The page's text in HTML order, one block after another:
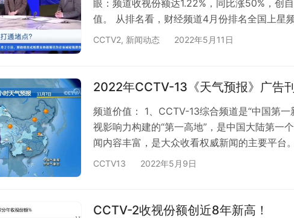
眼：频道收视份额达1.22%，同比涨50%，创
值。 从排名看，财经频道4月份排名全国上星
位。其中，4月21日频道收视份额1.44%，排名
首播节目收视率全线飘红 4月份，财经频道20
CCTV2, 新闻动态 2022年5月11日
2022年CCTV-13《天气预报》广告
频道价值： 1、CCTV-13综合频道是“中国第
视影响力构建的“第一高地”，是中国大陆第一
闻内容丰富，是大众收看权威新闻的主要平台
道充分发挥国家媒体责任与义务，成为大众关
台。而CCTV13又是央视唯一专…
CCTV13 2022年5月9日
CCTV-2收视份额创近8年新高！